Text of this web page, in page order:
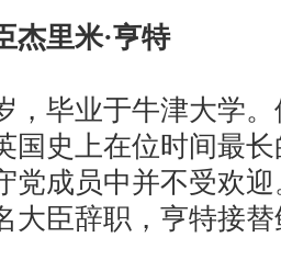
杰里米·亨特
毕业于牛津大学。
国史上在位时间最
党成员中并不受欢
大臣辞职，亨特接